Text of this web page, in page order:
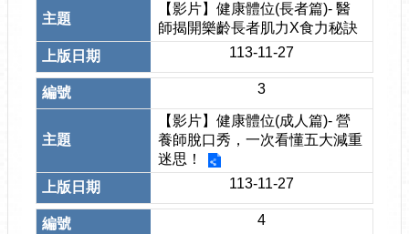
【影片】健康體位(長者篇)- 醫
師揭開樂齡長者肌力X食力秘訣
113-11-27
3
【影片】健康體位(成人篇)- 營
養師脫口秀，一次看懂五大減重
迷思！
113-11-27
4